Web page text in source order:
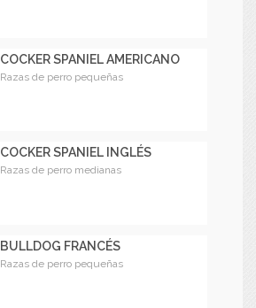
COCKER SPANIEL AMERICANO
Razas de perro pequeñas
COCKER SPANIEL INGLÉS
Razas de perro medianas
BULLDOG FRANCÉS
Razas de perro pequeñas